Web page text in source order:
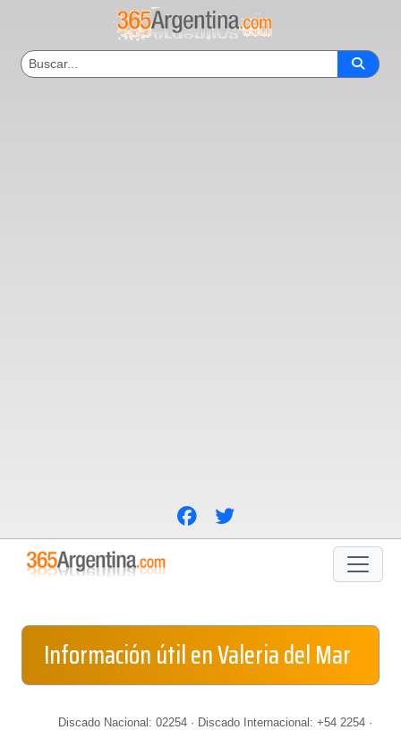
Información útil en Valeria del Mar
Discado Nacional: 02254 · Discado Internacional: +54 2254 ·